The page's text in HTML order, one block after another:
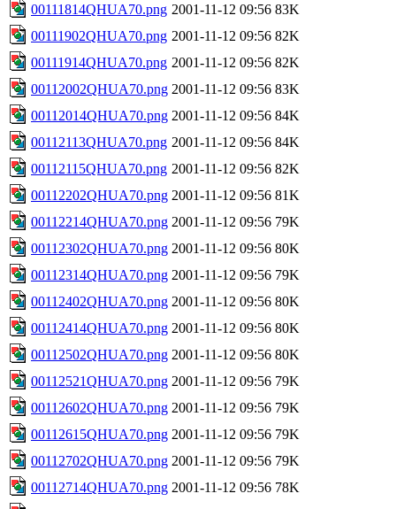
00111814QHUA70.png 2001-11-12 09:56 83K
00111902QHUA70.png 2001-11-12 09:56 82K
00111914QHUA70.png 2001-11-12 09:56 82K
00112002QHUA70.png 2001-11-12 09:56 83K
00112014QHUA70.png 2001-11-12 09:56 84K
00112113QHUA70.png 2001-11-12 09:56 84K
00112115QHUA70.png 2001-11-12 09:56 82K
00112202QHUA70.png 2001-11-12 09:56 81K
00112214QHUA70.png 2001-11-12 09:56 79K
00112302QHUA70.png 2001-11-12 09:56 80K
00112314QHUA70.png 2001-11-12 09:56 79K
00112402QHUA70.png 2001-11-12 09:56 80K
00112414QHUA70.png 2001-11-12 09:56 80K
00112502QHUA70.png 2001-11-12 09:56 80K
00112521QHUA70.png 2001-11-12 09:56 79K
00112602QHUA70.png 2001-11-12 09:56 79K
00112615QHUA70.png 2001-11-12 09:56 79K
00112702QHUA70.png 2001-11-12 09:56 79K
00112714QHUA70.png 2001-11-12 09:56 78K